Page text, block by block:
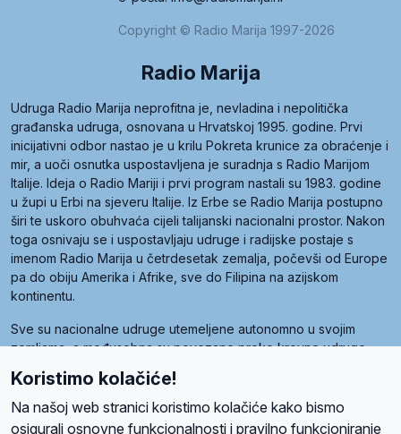
Copyright © Radio Marija 1997-2026
Radio Marija
Udruga Radio Marija neprofitna je, nevladina i nepolitička
građanska udruga, osnovana u Hrvatskoj 1995. godine. Prvi
inicijativni odbor nastao je u krilu Pokreta krunice za obraćenje i
mir, a uoči osnutka uspostavljena je suradnja s Radio Marijom
Italije. Ideja o Radio Mariji i prvi program nastali su 1983. godine
u župi u Erbi na sjeveru Italije. Iz Erbe se Radio Marija postupno
širi te uskoro obuhvaća cijeli talijanski nacionalni prostor. Nakon
toga osnivaju se i uspostavljaju udruge i radijske postaje s
imenom Radio Marija u četrdesetak zemalja, počevši od Europe
pa do obiju Amerika i Afrike, sve do Filipina na azijskom
kontinentu.
Sve su nacionalne udruge utemeljene autonomno u svojim
zemljama, a međusobna su povezane preko krovne udruge
Radio Maria). Svjetsku obitelj utemeljilo je sedam članica, među
kojima je i hrvatska Udruga Radio Marija.
Koristimo kolačiće!
Na našoj web stranici koristimo kolačiće kako bismo
osigurali osnovne funkcionalnosti i pravilno funkcioniranje